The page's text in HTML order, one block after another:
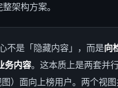
架构方案。
不是「隐藏内容」，而是向
务内容。这本质上是两套并
）面向上榜用户。两个视